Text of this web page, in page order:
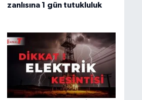
zanlısına 1 gün tutukluluk